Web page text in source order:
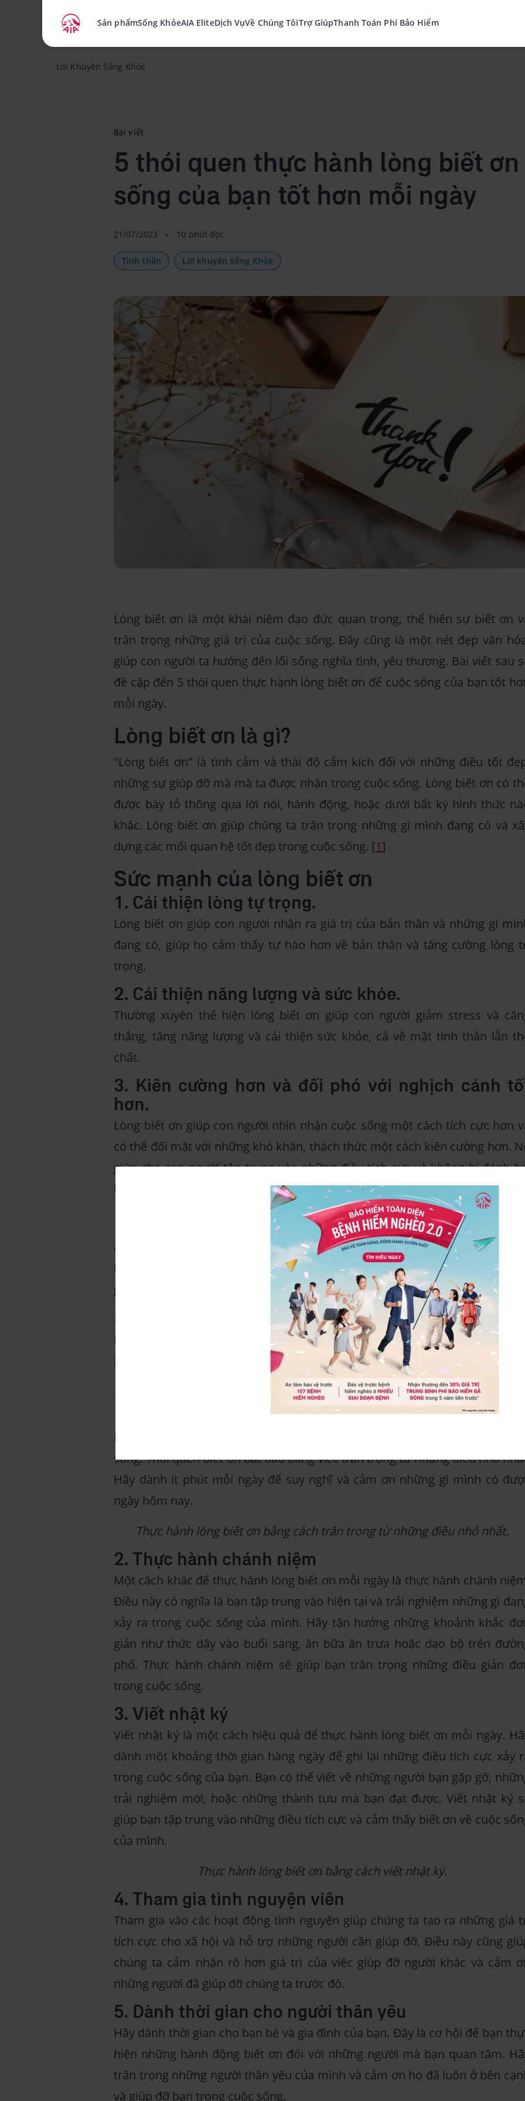
Sản phẩmSống KhỏeAIA EliteDịch VụVề Chúng TôiTrợ GiúpThanh Toán Phí Bảo Hiểm
Lời Khuyên Sống Khỏe
Bài viết
5 thói quen thực hành lòng biết ơn
sống của bạn tốt hơn mỗi ngày
21/07/2023 10 phút đọc
Tinh thần Lời khuyên Sống Khỏe
Lòng biết ơn là một khái niệm đạo đức quan trọng, thể hiện sự biết ơn
trân trọng những giá trị của cuộc sống. Đây cũng là một nét đẹp văn
giúp con người ta hướng đến lối sống nghĩa tình, yêu thương. Bài viết sau
đề cập đến 5 thói quen thực hành lòng biết ơn để cuộc sống của bạn tốt
mỗi ngày.
Lòng biết ơn là gì?
"Lòng biết ơn" là tình cảm và thái độ cảm kích đối với những điều tốt
những sự giúp đỡ mà mà ta được nhận trong cuộc sống. Lòng biết ơn có
được bày tỏ thông qua lời nói, hành động, hoặc dưới bất kỳ hình thức
khác. Lòng biết ơn giúp chúng ta trân trọng những gì mình đang có và
dựng các mối quan hệ tốt đẹp trong cuộc sống. [1]
Sức mạnh của lòng biết ơn
1. Cải thiện lòng tự trọng.
Lòng biết ơn giúp con người nhận ra giá trị của bản thân và những gì
đang có, giúp họ cảm thấy tự hào hơn về bản thân và tăng cường lòng
trọng.
2. Cải thiện năng lượng và sức khỏe.
Thường xuyên thể hiện lòng biết ơn giúp con người giảm stress và
thẳng, tăng năng lượng và cải thiện sức khỏe, cả về mặt tinh thần lẫn
chất.
3. Kiên cường hơn và đối phó với nghịch cảnh
hơn.
Lòng biết ơn giúp con người nhìn nhận cuộc sống một cách tích cực hơn
có thể đối mặt với những khó khăn, thách thức một cách kiên cường hơn.
giúp cho con người tập trung vào những điều tích cực và không bị đánh
bởi những điều tiêu cực.
Lòng biết ơn mang lại những mối quan hệ tích cực trong cuộc sống.
4. Giảm căng thẳng, lo lắng và suy nghĩ.
Lòng biết ơn giúp giảm stress, lo âu và những suy nghĩ tiêu cực, đem lại cảm
giác thoải mái, sảng khoái và tinh thần sáng suốt.
5. Xây dựng mối quan hệ bền vững
Khi bạn thể hiện lòng biết ơn và trân trọng những người xung quanh, bạn sẽ
xây dựng được những mối quan hệ tích cực, bền vững trong tương lai.
5 cách thực hành lòng biết ơn mỗi ngày
1. Trân trọng mọi thứ
Lòng biết ơn không nhất thiết phải xuất phát những điều lớn lao trong cuộc
sống. Thói quen biết ơn bắt đầu bằng việc trân trọng từ những điều nhỏ
Hãy dành ít phút mỗi ngày để suy nghĩ và cảm ơn những gì mình có
ngày hôm nay.
Thực hành lòng biết ơn bằng cách trân trọng từ những điều nhỏ nhất.
2. Thực hành chánh niệm
Một cách khác để thực hành lòng biết ơn mỗi ngày là thực hành chánh
Điều này có nghĩa là bạn tập trung vào hiện tại và trải nghiệm những gì
xảy ra trong cuộc sống của mình. Hãy tận hưởng những khoảnh khắc
giản như thức dậy vào buổi sáng, ăn bữa ăn trưa hoặc dạo bộ trên
phố. Thực hành chánh niệm sẽ giúp bạn trân trọng những điều giản
trong cuộc sống.
3. Viết nhật ký
Viết nhật ký là một cách hiệu quả để thực hành lòng biết ơn mỗi ngày.
dành một khoảng thời gian hàng ngày để ghi lại những điều tích cực xảy
trong cuộc sống của bạn. Bạn có thể viết về những người bạn gặp gỡ,
trải nghiệm mới, hoặc những thành tựu mà bạn đạt được. Viết nhật ký
giúp bạn tập trung vào những điều tích cực và cảm thấy biết ơn về cuộc
của mình.
Thực hành lòng biết ơn bằng cách viết nhật ký.
4. Tham gia tình nguyện viên
Tham gia vào các hoạt động tình nguyện giúp chúng ta tạo ra những giá
tích cực cho xã hội và hỗ trợ những người cần giúp đỡ. Điều này cũng
chúng ta cảm nhận rõ hơn giá trị của việc giúp đỡ người khác và cảm
những người đã giúp đỡ chúng ta trước đó.
5. Dành thời gian cho người thân yêu
Hãy dành thời gian cho bạn bè và gia đình của bạn. Đây là cơ hội để bạn
hiện những hành động biết ơn đối với những người mà bạn quan tâm.
trân trọng những người thân yêu của mình và cảm ơn họ đã luôn ở bên
và giúp đỡ bạn trong cuộc sống.